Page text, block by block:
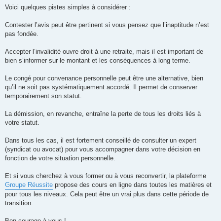
g
o
l
Voici quelques pistes simples à considérer :
Contester l’avis peut être pertinent si vous pensez que l’inaptitude n’est
pas fondée.
Accepter l’invalidité ouvre droit à une retraite, mais il est important de
bien s’informer sur le montant et les conséquences à long terme.
Le congé pour convenance personnelle peut être une alternative, bien
qu’il ne soit pas systématiquement accordé. Il permet de conserver
temporairement son statut.
La démission, en revanche, entraîne la perte de tous les droits liés à
votre statut.
Dans tous les cas, il est fortement conseillé de consulter un expert
(syndicat ou avocat) pour vous accompagner dans votre décision en
fonction de votre situation personnelle.
Et si vous cherchez à vous former ou à vous reconvertir, la plateforme
Groupe Réussite propose des cours en ligne dans toutes les matières et
pour tous les niveaux. Cela peut être un vrai plus dans cette période de
transition.